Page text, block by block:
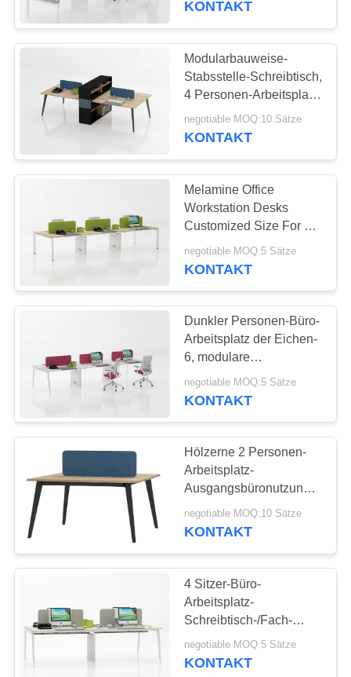
Versammlungstisch
8
Manager-Bürotisch
KONTAKT
Modularbauweise-
Stabsstelle-Schreibtisch,
4 Personen-Arbeitsplatz-
Tabelle mit mittlerem
Kabinett
negotiable MOQ:10 Sätze
KONTAKT
Melamine Office
Workstation Desks
Customized Size For 6
Person
negotiable MOQ:5 Sätze
KONTAKT
Dunkler Personen-Büro-
Arbeitsplatz der Eichen-
6, modulare
Schreibtisch-Fächer
negotiable MOQ:5 Sätze
KONTAKT
Hölzerne 2 Personen-
Arbeitsplatz-
Ausgangsbüronutzungs-
zeitgenössische
Hitzebeständigkeit
negotiable MOQ:10 Sätze
KONTAKT
4 Sitzer-Büro-
Arbeitsplatz-
Schreibtisch-/Fach-
Arbeitsplatz-Tabellen-
Licht-Eichen-Farbe
negotiable MOQ:5 Sätze
KONTAKT